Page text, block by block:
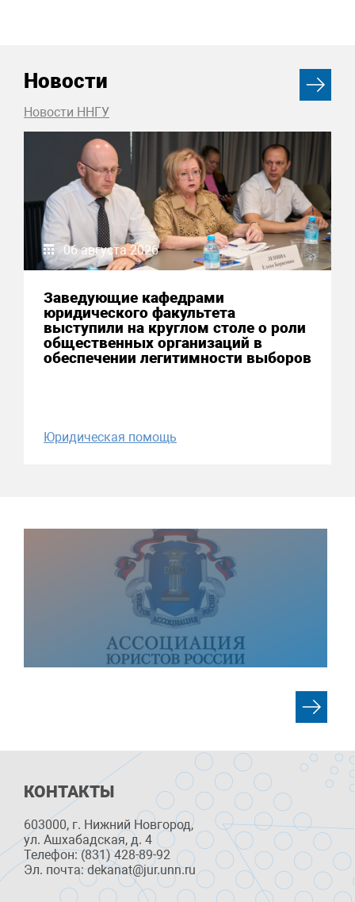
Новости
Новости ННГУ
06 августа 2026
Заведующие кафедрами
юридического факультета
выступили на круглом столе о роли
общественных организаций в
обеспечении легитимности выборов
Юридическая помощь
КОНТАКТЫ
603000, г. Нижний Новгород,
ул. Ашхабадская, д. 4
Телефон: (831) 428-89-92
Эл. почта: dekanat@jur.unn.ru